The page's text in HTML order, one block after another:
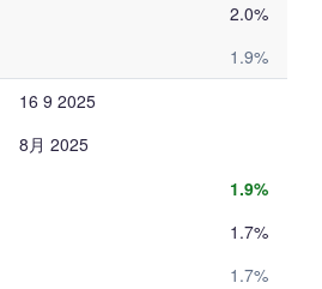
2.0%
1.9%
16 9 2025
8月 2025
1.9%
1.7%
1.7%